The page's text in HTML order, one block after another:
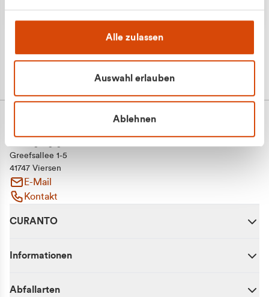
Alle zulassen
Auswahl erlauben
Ablehnen
Greefsallee 1-5
41747 Viersen
E-Mail
Kontakt
CURANTO
Informationen
Abfallarten